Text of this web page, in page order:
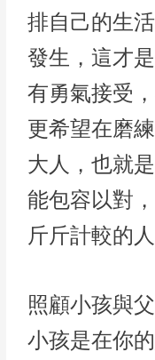
排自己的生
發生，這才
有勇氣接受
更希望在磨
大人，也就
能包容以對
斤斤計較的人
照顧小孩與
小孩是在你